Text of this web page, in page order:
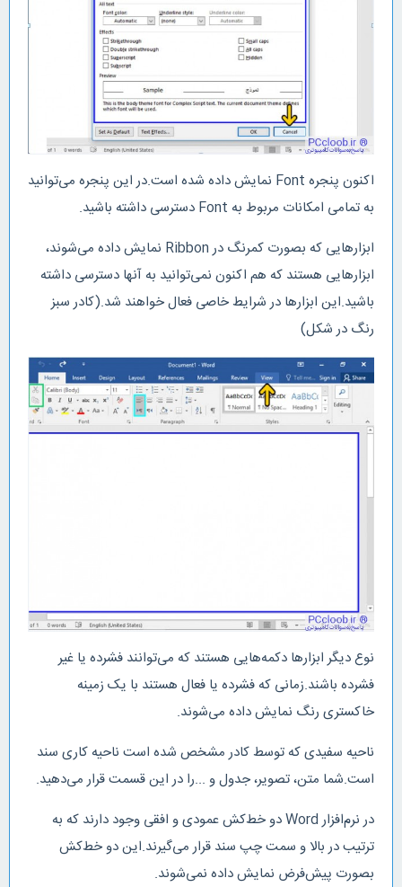
اکنون پنجره Font نمایش داده شده است.در این پنجره می‌توانید
به تمامی امکانات مربوط به Font دسترسی داشته باشید.
ابزارهایی که بصورت کمرنگ در Ribbon نمایش داده می‌شوند،
ابزارهایی هستند که هم اکنون نمی‌توانید به آنها دسترسی داشته
باشید.این ابزارها در شرایط خاصی فعال خواهند شد.(کادر سبز
رنگ در شکل)
نوع دیگر ابزارها دکمه‌هایی هستند که می‌توانند فشرده یا غیر
فشرده باشند.زمانی که فشرده یا فعال هستند با یک زمینه
خاکستری رنگ نمایش داده می‌شوند.
ناحیه سفیدی که توسط کادر مشخص شده است ناحیه کاری سند
است.شما متن، تصویر، جدول و ...را در این قسمت قرار می‌دهید.
در نرم‌افزار Word دو خط‌کش عمودی و افقی وجود دارند که به
ترتیب در بالا و سمت چپ سند قرار می‌گیرند.این دو خط‌کش
بصورت پیش‌فرض نمایش داده نمی‌شوند.